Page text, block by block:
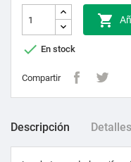

 En stock
Compartir
Descripción